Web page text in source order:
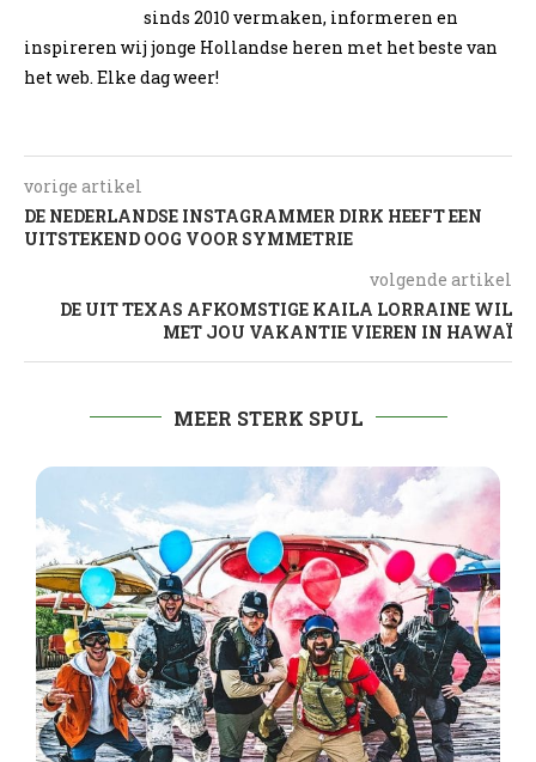
sinds 2010 vermaken, informeren en
inspireren wij jonge Hollandse heren met het beste van
het web. Elke dag weer!
vorige artikel
DE NEDERLANDSE INSTAGRAMMER DIRK HEEFT EEN
UITSTEKEND OOG VOOR SYMMETRIE
volgende artikel
DE UIT TEXAS AFKOMSTIGE KAILA LORRAINE WIL
MET JOU VAKANTIE VIEREN IN HAWAÏ
MEER STERK SPUL